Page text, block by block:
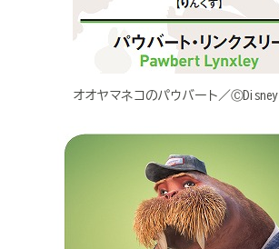
オオヤマネコのパウバート／ⒸDisney